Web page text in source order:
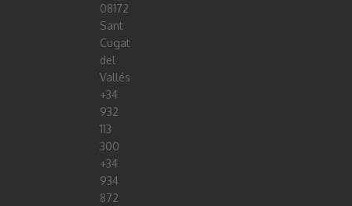
08172
Sant
Cugat
del
Vallés
+34
932
113
300
+34
934
872